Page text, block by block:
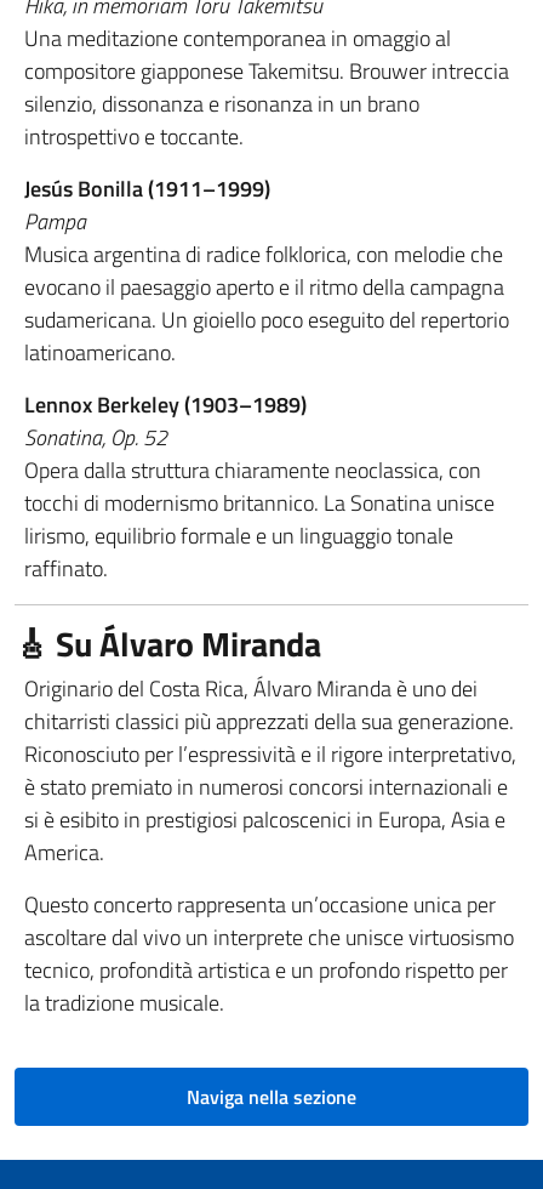
Una meditazione contemporanea in omaggio al
compositore giapponese Takemitsu. Brouwer intreccia
silenzio, dissonanza e risonanza in un brano
introspettivo e toccante.
Jesús Bonilla (1911–1999)
Pampa
Musica argentina di radice folklorica, con melodie che
evocano il paesaggio aperto e il ritmo della campagna
sudamericana. Un gioiello poco eseguito del repertorio
latinoamericano.
Lennox Berkeley (1903–1989)
Sonatina, Op. 52
Opera dalla struttura chiaramente neoclassica, con
tocchi di modernismo britannico. La Sonatina unisce
lirismo, equilibrio formale e un linguaggio tonale
raffinato.
🎸 Su Álvaro Miranda
Originario del Costa Rica, Álvaro Miranda è uno dei
chitarristi classici più apprezzati della sua generazione.
Riconosciuto per l’espressività e il rigore interpretativo,
è stato premiato in numerosi concorsi internazionali e
si è esibito in prestigiosi palcoscenici in Europa, Asia e
America.
Questo concerto rappresenta un’occasione unica per
ascoltare dal vivo un interprete che unisce virtuosismo
tecnico, profondità artistica e un profondo rispetto per
la tradizione musicale.
Naviga nella sezione